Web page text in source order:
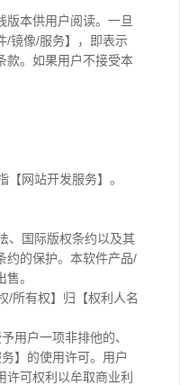
版本供用户阅读。一旦
/镜像/服务】，即表示
款。如果用户不接受本
网站开发服务】。
、国际版权条约以及其
约的保护。本软件产品/
。
/所有权】归【权利人名
用户一项非排他的、
】的使用许可。用户
许可权利以牟取商业利